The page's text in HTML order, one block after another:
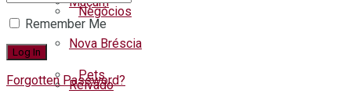
Negócios
Pets
Nova Bréscia
Relvado
Remember Me
Forgotten Password?